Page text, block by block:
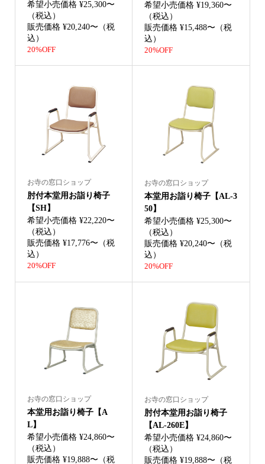
希望小売価格 ¥25,300〜
（税込）
販売価格 ¥20,240〜（税
込）
20%OFF
希望小売価格 ¥19,360〜
（税込）
販売価格 ¥15,488〜（税
込）
20%OFF
お寺の窓口ショップ
肘付本堂用お詣り椅子
【SH】
希望小売価格 ¥22,220〜
（税込）
販売価格 ¥17,776〜（税
込）
20%OFF
お寺の窓口ショップ
本堂用お詣り椅子【AL-3
50】
希望小売価格 ¥25,300〜
（税込）
販売価格 ¥20,240〜（税
込）
20%OFF
お寺の窓口ショップ
本堂用お詣り椅子【A
L】
希望小売価格 ¥24,860〜
（税込）
販売価格 ¥19,888〜（税
お寺の窓口ショップ
肘付本堂用お詣り椅子
【AL-260E】
希望小売価格 ¥24,860〜
（税込）
販売価格 ¥19,888〜（税